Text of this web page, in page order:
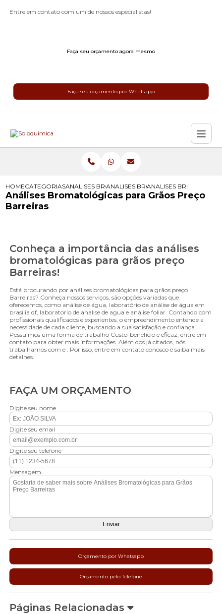
Entre em contato com um de nossos especialistas!
Faça seu orçamento agora mesmo
Faça seu orçamento por Whatsapp
HOMECATEGORIASANALISES BROMATOLOGICAS
ANALISES BROMATOLOGICAS PARA
ANALISES
Análises Bromatológicas para Grãos Preço
Barreiras
Conheça a importância das análises
bromatológicas para grãos preço
Barreiras!
Está procurando por análises bromatológicas para grãos preço
Barreiras? Conheça nossos serviços, são opções variadas que
oferecemos, como análise de água, laboratório de análise de água em
brasília df, laboratorio de analise de agua e análise foliar. Contando com
profissionais qualificados e experientes, o empreendimento entende a
necessidade de cada cliente, buscando a sua satisfação e confiança.
Possuímos uma forma de trabalho Custo-benefício e eficaz, entre em
contato para obter mais informações. Além dos já citados, nós
trabalhamos com e . Por isso, entre em contato conosco e saiba mais
detalhes.
FAÇA UM ORÇAMENTO
Digite seu nome
Digite seu email
Digite seu telefone
Mensagem
Orçamento por Whatsapp
Orçamento pelo Telefone
Páginas Relacionadas